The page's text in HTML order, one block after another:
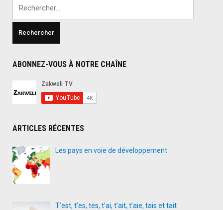
ABONNEZ-VOUS À NOTRE CHAÎNE
ARTICLES RÉCENTES
Les pays en voie de développement
T’est, t’es, tes, t’ai, t’ait, t’aie, tais et tait